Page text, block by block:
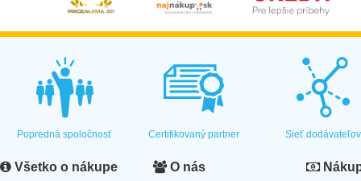
Popredná spoločnosť Certifikovaný partner Sieť dodávateľov
Všetko o nákupe O nás